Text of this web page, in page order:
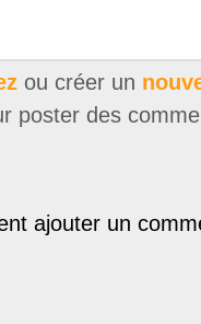
ou créer un
poster des
ajouter un